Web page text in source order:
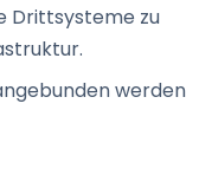
Drittsysteme zu
werden